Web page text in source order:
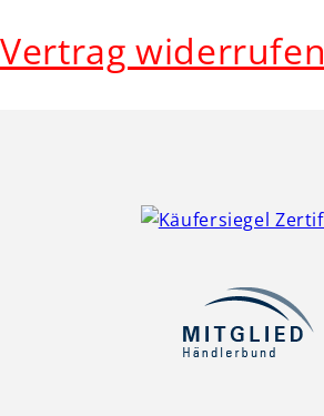
Vertrag widerrufen